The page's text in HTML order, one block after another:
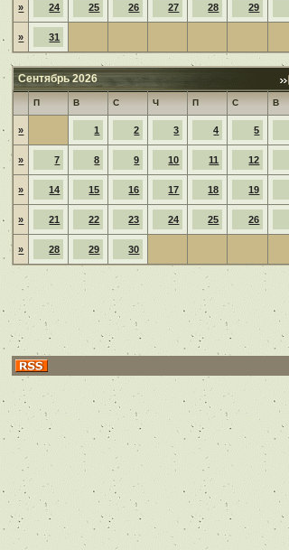
» 24 25 26 27 28 29
» 31
Сентябрь 2026
П В С Ч П С В
» 1 2 3 4 5
» 7 8 9 10 11 12
» 14 15 16 17 18 19
» 21 22 23 24 25 26
» 28 29 30